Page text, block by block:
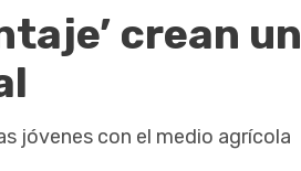
crean un
jóvenes con el medio agrícola